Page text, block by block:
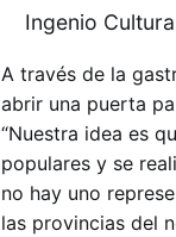
Ingenio
A través de la
abrir una puerta
“Nuestra idea es
populares y se
no hay uno
las provincias del